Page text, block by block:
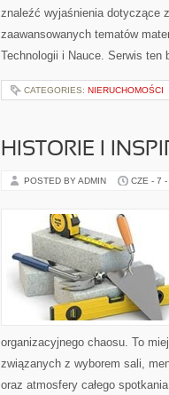
znaleźć wyjaśnienia dotyczące
zaawansowanych tematów
Technologii i Nauce. Serwis
CATEGORIES: NIERUCHOMOŚCI
HISTORIE I
POSTED BY ADMIN CZE - 7
organizacyjnego chaosu. To
związanych z wyborem sali,
oraz atmosfery całego